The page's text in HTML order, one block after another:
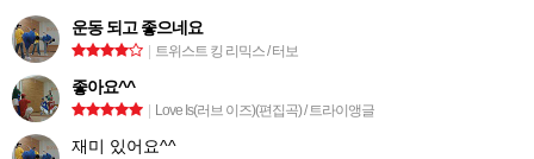
운동 되고 좋으네요
| 트위스트 킹 리믹스 / 터보
좋아요^^
| Love Is(러브 이즈)(편집곡) / 트라이앵글
재미 있어요^^